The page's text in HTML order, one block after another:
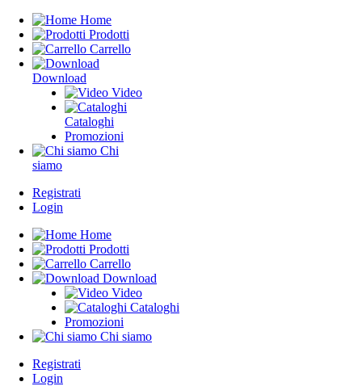
Home
Prodotti
Carrello
Download
Video
Cataloghi
Promozioni
Chi
siamo
Registrati
Login
Home
Prodotti
Carrello
Download
Video
Cataloghi
Promozioni
Chi siamo
Registrati
Login